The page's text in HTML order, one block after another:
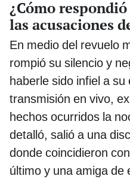
¿Cómo
las acusaciones
En medio del revuelo
rompió su silencio y
haberle sido infiel a
transmisión en vivo,
hechos ocurridos la
detalló, salió a una
donde coincidieron
último y una amiga de